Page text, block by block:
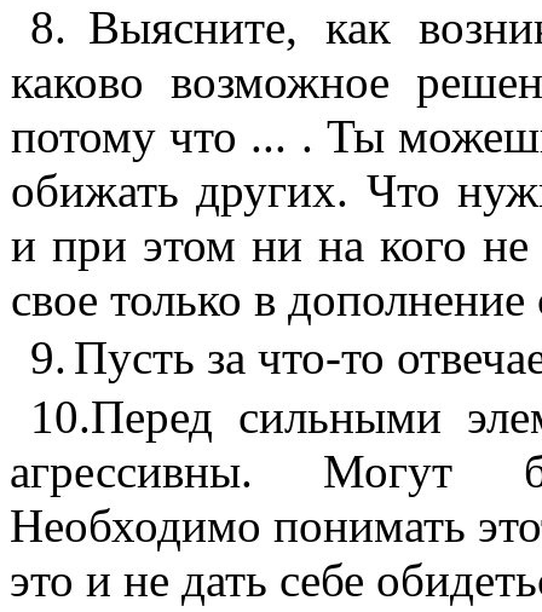
8. Выясните, как
каково воз­можное
потому что ... . Ты
обижать других. Что
и при этом ни на кого не
свое только в дополнение
9. Пусть за что-то
10.Перед сильными
агрессивны.
Необходимо понимать
это и не дать себе